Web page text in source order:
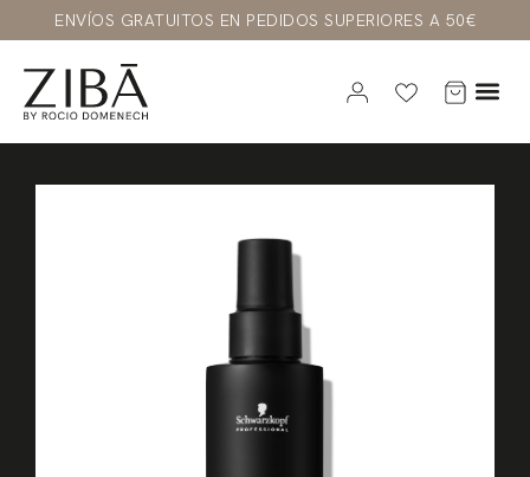
ENVÍOS GRATUITOS EN PEDIDOS SUPERIORES A 50€